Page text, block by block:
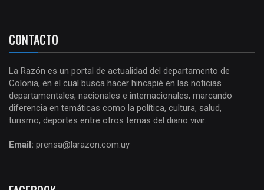
CONTACTO
La Razón es un portal de actualidad del departamento de
Colonia, en el cual busca hacer hincapié en las noticias
departamentales, nacionales e internacionales, marcando
diferencia en temáticas como la política, cultura, salud,
turismo, deportes entre otros temas del diario vivir.
Email: prensa@larazon.com.uy